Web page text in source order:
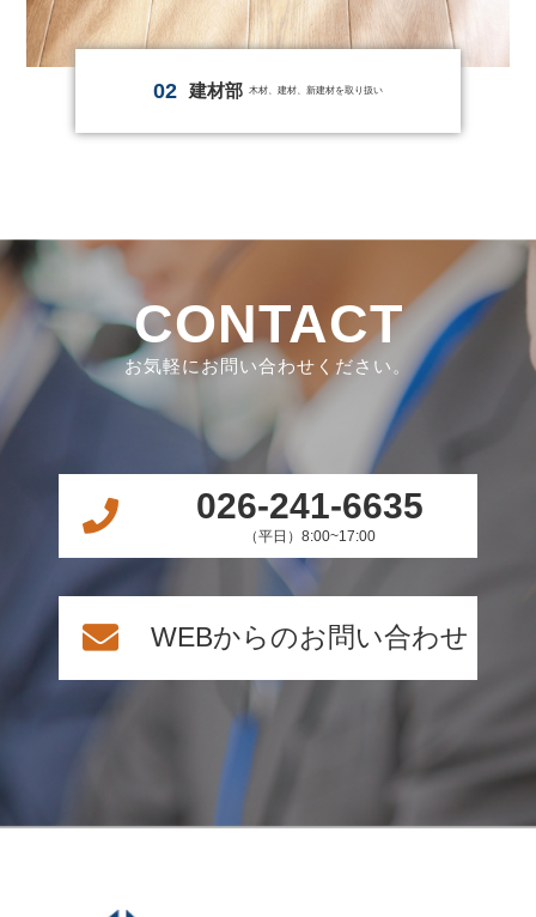
02 建材部 木材、建材、新建材を取り扱い
CONTACT
お気軽にお問い合わせください。
026-241-6635
（平日）8:00~17:00
WEBからのお問い合わせ